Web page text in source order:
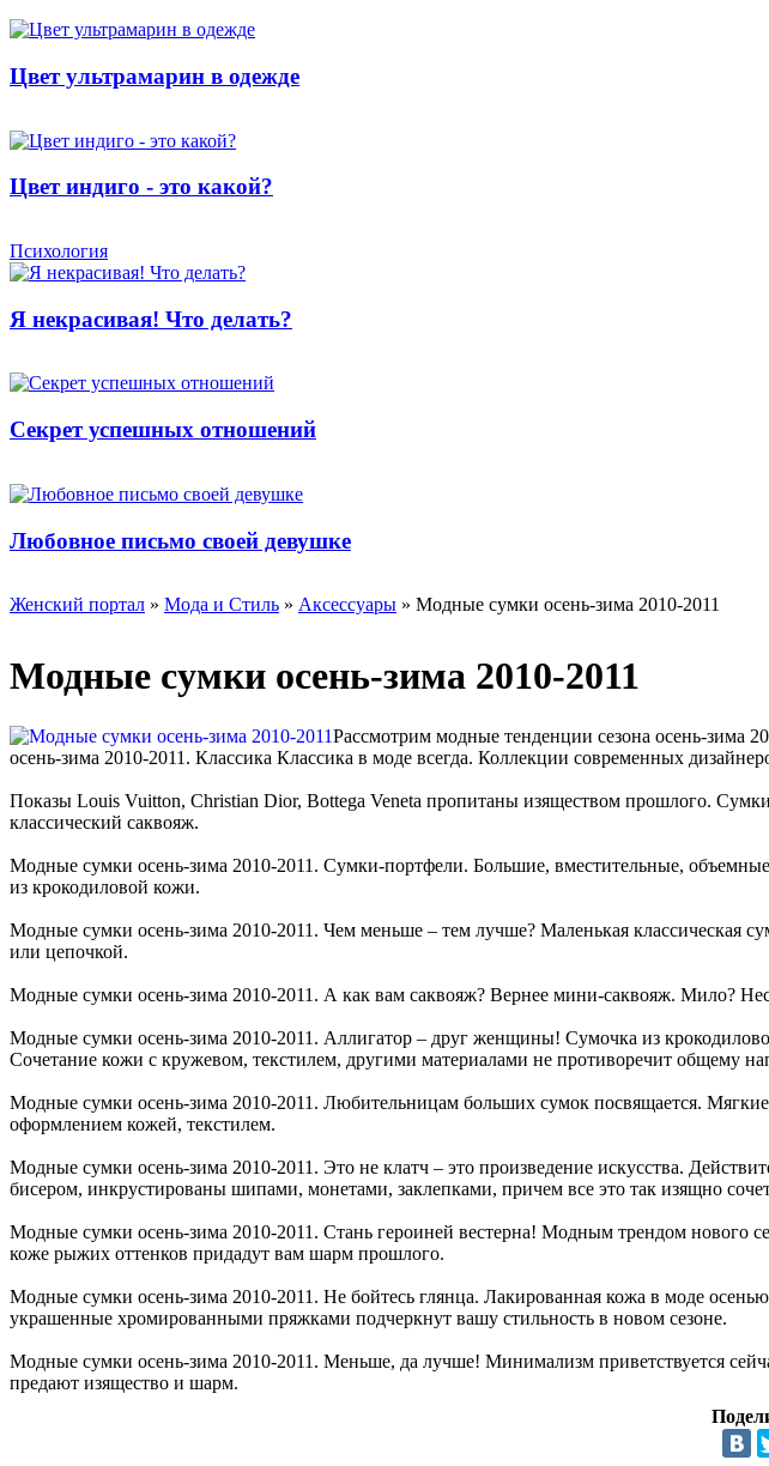
Цвет ультрамарин в одежде
Цвет индиго - это какой?
Психология
Я некрасивая! Что делать?
Секрет успешных отношений
Любовное письмо своей девушке
Женский портал » Мода и Стиль » Аксессуары » Модные сумки осень-зима 2010-2011
Модные сумки осень-зима 2010-2011
Рассмотрим модные тенденции сезона осень-зима
осень-зима 2010-2011. Классика Классика в моде всегда. Коллекции современных
Показы Louis Vuitton, Christian Dior, Bottega Veneta пропитаны изяществом прошлого.
классический саквояж.
Модные сумки осень-зима 2010-2011. Сумки-портфели. Большие, вместительные,
из крокодиловой кожи.
Модные сумки осень-зима 2010-2011. Чем меньше – тем лучше? Маленькая классическая
или цепочкой.
Модные сумки осень-зима 2010-2011. А как вам саквояж? Вернее мини-саквояж. Мило?
Модные сумки осень-зима 2010-2011. Аллигатор – друг женщины! Сумочка из
Сочетание кожи с кружевом, текстилем, другими материалами не противоречит общему
Модные сумки осень-зима 2010-2011. Любительницам больших сумок посвящается.
оформлением кожей, текстилем.
Модные сумки осень-зима 2010-2011. Это не клатч – это произведение искусства.
бисером, инкрустированы шипами, монетами, заклепками, причем все это так изящно
Модные сумки осень-зима 2010-2011. Стань героиней вестерна! Модным трендом нового
коже рыжих оттенков придадут вам шарм прошлого.
Модные сумки осень-зима 2010-2011. Не бойтесь глянца. Лакированная кожа в моде
украшенные хромированными пряжками подчеркнут вашу стильность в новом сезоне.
Модные сумки осень-зима 2010-2011. Меньше, да лучше! Минимализм приветствуется
предают изящество и шарм.